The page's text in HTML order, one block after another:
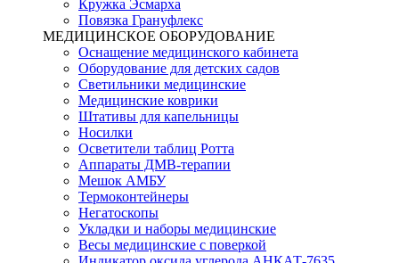
Кружка Эсмарха
Повязка Грануфлекс
МЕДИЦИНСКОЕ ОБОРУДОВАНИЕ
Оснащение медицинского кабинета
Оборудование для детских садов
Светильники медицинские
Медицинские коврики
Штативы для капельницы
Носилки
Осветители таблиц Ротта
Аппараты ДМВ-терапии
Мешок АМБУ
Термоконтейнеры
Негатоскопы
Укладки и наборы медицинские
Весы медицинские с поверкой